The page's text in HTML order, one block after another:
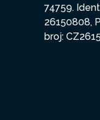
74759.
26150808,
broj: